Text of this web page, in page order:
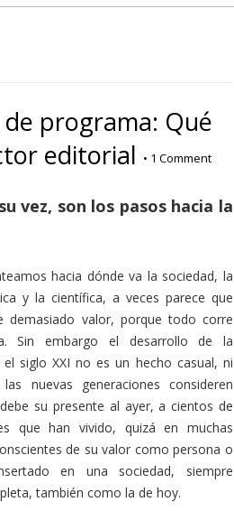
de programa: Qué
editorial • 1 Comment
vez, son los pasos hacia la
hacia dónde va la sociedad, la
y la científica, a veces parece que
demasiado valor, porque todo corre
Sin embargo el desarrollo de la
siglo XXI no es un hecho casual, ni
nuevas generaciones consideren
su presente al ayer, a cientos de
que han vivido, quizá en muchas
de su valor como persona o
en una sociedad, siempre
también como la de hoy.